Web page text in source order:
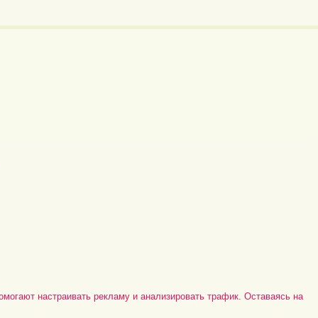
настраивать рекламу и анализировать трафик. Оставаясь на